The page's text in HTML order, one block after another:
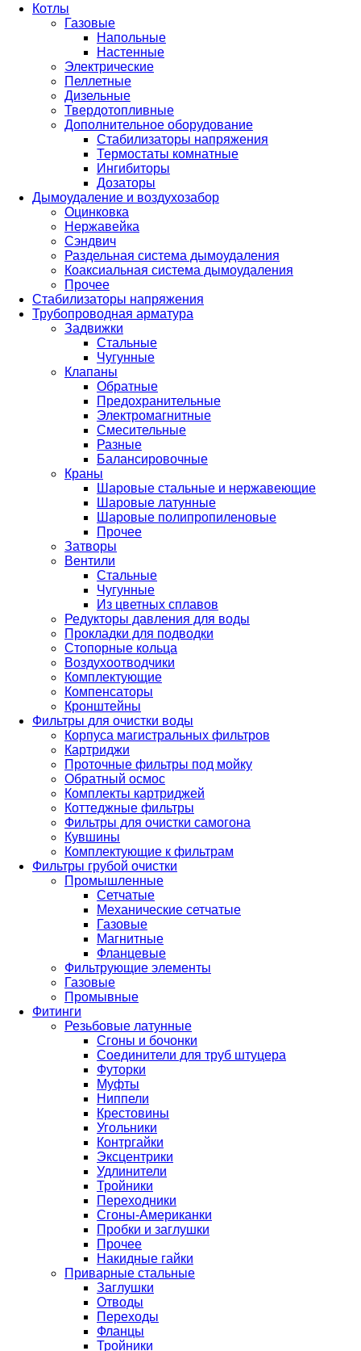
Котлы
Газовые
Напольные
Настенные
Электрические
Пеллетные
Дизельные
Твердотопливные
Дополнительное оборудование
Стабилизаторы напряжения
Термостаты комнатные
Ингибиторы
Дозаторы
Дымоудаление и воздухозабор
Оцинковка
Нержавейка
Сэндвич
Раздельная система дымоудаления
Коаксиальная система дымоудаления
Прочее
Стабилизаторы напряжения
Трубопроводная арматура
Задвижки
Стальные
Чугунные
Клапаны
Обратные
Предохранительные
Электромагнитные
Смесительные
Разные
Балансировочные
Краны
Шаровые стальные и нержавеющие
Шаровые латунные
Шаровые полипропиленовые
Прочее
Затворы
Вентили
Стальные
Чугунные
Из цветных сплавов
Редукторы давления для воды
Прокладки для подводки
Стопорные кольца
Воздухоотводчики
Комплектующие
Компенсаторы
Кронштейны
Фильтры для очистки воды
Корпуса магистральных фильтров
Картриджи
Проточные фильтры под мойку
Обратный осмос
Комплекты картриджей
Коттеджные фильтры
Фильтры для очистки самогона
Кувшины
Комплектующие к фильтрам
Фильтры грубой очистки
Промышленные
Сетчатые
Механические сетчатые
Газовые
Магнитные
Фланцевые
Фильтрующие элементы
Газовые
Промывные
Фитинги
Резьбовые латунные
Сгоны и бочонки
Соединители для труб штуцера
Футорки
Муфты
Ниппели
Крестовины
Угольники
Контргайки
Эксцентрики
Удлинители
Тройники
Переходники
Сгоны-Американки
Пробки и заглушки
Прочее
Накидные гайки
Приварные стальные
Заглушки
Отводы
Переходы
Фланцы
Тройники